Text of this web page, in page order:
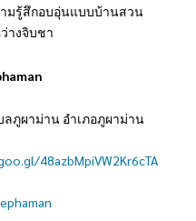
มรู้สึกอบอุ่นแบบบ้านสวน
างจิบชา
ลภูผาม่าน อำเภอภูผาม่าน
48azbMpiVW2Kr6cTA